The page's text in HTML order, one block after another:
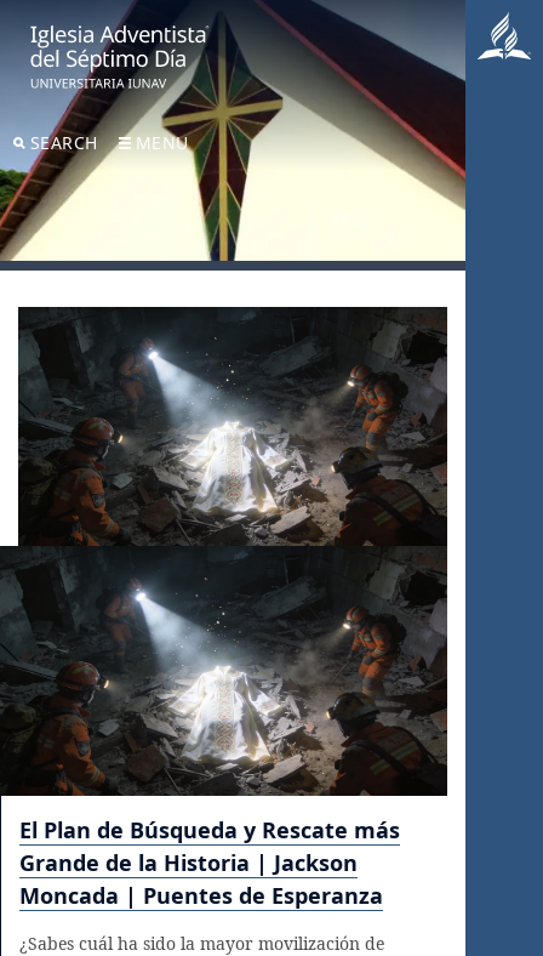
SEARCH MENU
El Plan de Búsqueda y Rescate más
Grande de la Historia | Jackson
Moncada | Puentes de Esperanza
¿Sabes cuál ha sido la mayor movilización de